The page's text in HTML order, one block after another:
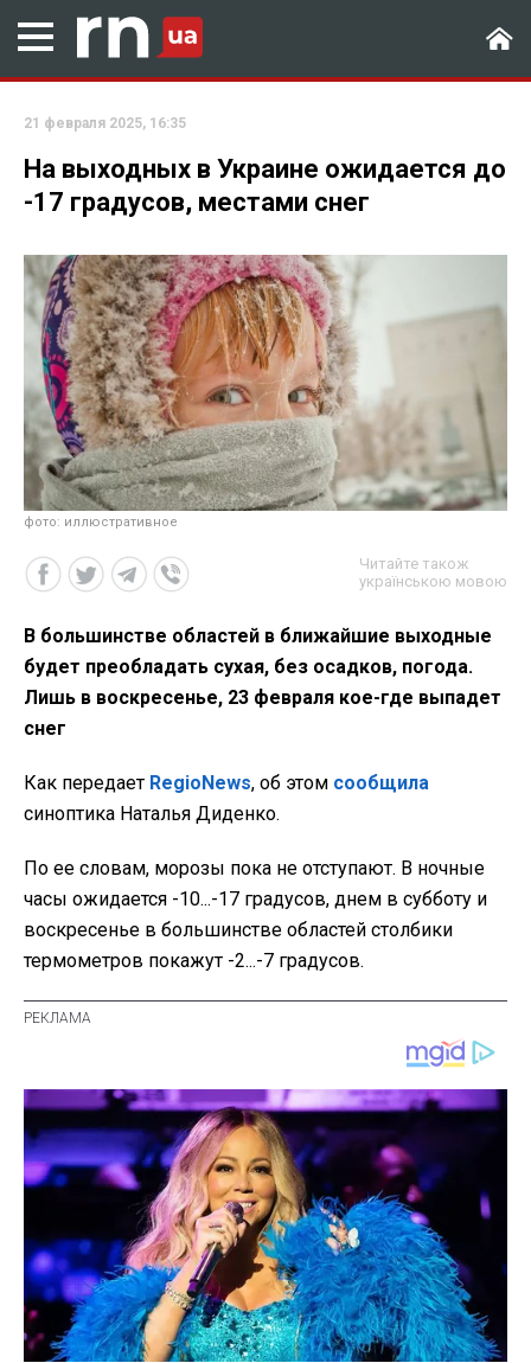
21 февраля 2025, 16:35
На выходных в Украине ожидается до
-17 градусов, местами снег
фото: иллюстративное
Читайте також
українською мовою
В большинстве областей в ближайшие выходные
будет преобладать сухая, без осадков, погода.
Лишь в воскресенье, 23 февраля кое-где выпадет
снег
Как передает RegioNews, об этом сообщила
синоптика Наталья Диденко.
По ее словам, морозы пока не отступают. В ночные
часы ожидается -10...-17 градусов, днем в субботу и
воскресенье в большинстве областей столбики
термометров покажут -2...-7 градусов.